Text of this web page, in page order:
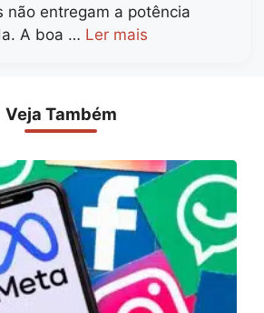
não entregam a potência
A boa … Ler mais
Veja Também